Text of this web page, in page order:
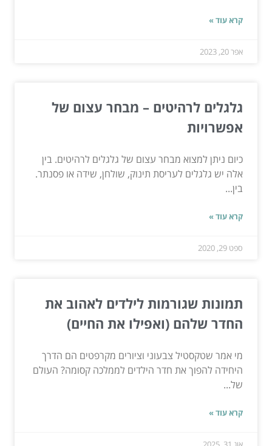
קרא עוד »
אפר 20, 2023
גלגלים לרהיטים – מבחר עצום של
אפשרויות
כיום ניתן למצוא מבחר עצום של גלגלים לרהיטים. בין
אלה יש גלגלים לעריסת תינוק, שולחן, שידה או פסנתר.
בין...
קרא עוד »
ספט 29, 2020
תמונות שגורמות לילדים לאהוב את
החדר שלהם (ואפילו את החיים)
מי אמר שטקסטיל צבעוני וציורים מקרפטים הם הדרך
היחידה להפוך את חדר הילדים לממלכה קסומה? העולם
של...
קרא עוד »